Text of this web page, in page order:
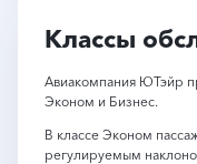
Классы
Авиакомпания ЮТэйр
Эконом и Бизнес.
В классе Эконом
регулируемым